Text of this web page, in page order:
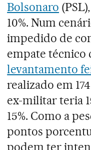
Bolsonaro
10%. Num
impedido de
empate técnico
levantamento
realizado em
ex-militar teria
15%. Como a
pontos
podem ter